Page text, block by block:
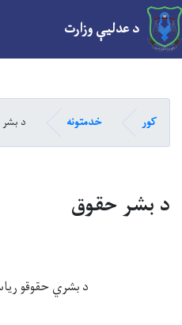
د عدلیې وزارت
کور خدمتونه د
د بشر حقوق
دبشري حقوقو